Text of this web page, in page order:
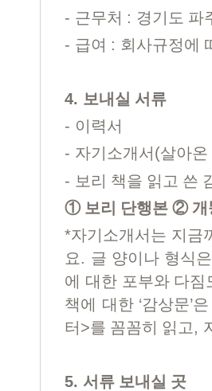
- 근무처 : 경기도 파
- 급여 : 회사규정에
4. 보내실 서류
- 이력서
- 자기소개서 (살아온
- 보리 책을 읽고 쓴
① 보리 단행본 ②개
*자기소개서는 지금
요. 글 양이나 형식
에 대한 포부와 다
책에 대한 ‘감상문’
터 >를 꼼꼼히 읽고,
5. 서류 보내실 곳